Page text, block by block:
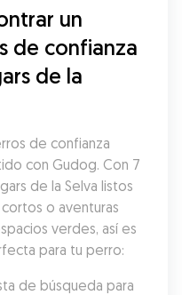
un
de confianza
de la
de confianza
con Gudog. Con 7
de la Selva listos
o aventuras
verdes, así es
para tu perro:
de búsqueda para